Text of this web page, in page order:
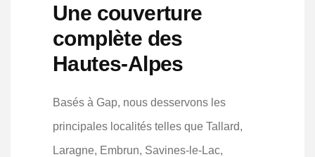
Une couverture
complète des
Hautes-Alpes
Basés à Gap, nous desservons les
principales localités telles que Tallard,
Laragne, Embrun, Savines-le-Lac,